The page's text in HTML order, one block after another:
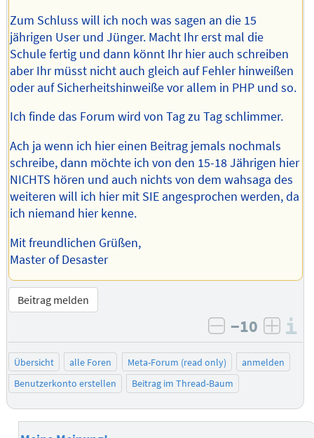
Zum Schluss will ich noch was sagen an die 15
jährigen User und Jünger. Macht Ihr erst mal die
Schule fertig und dann könnt Ihr hier auch schreiben
aber Ihr müsst nicht auch gleich auf Fehler hinweißen
oder auf Sicherheitshinweiße vor allem in PHP und so.
Ich finde das Forum wird von Tag zu Tag schlimmer.
Ach ja wenn ich hier einen Beitrag jemals nochmals
schreibe, dann möchte ich von den 15-18 Jährigen hier
NICHTS hören und auch nichts von dem wahsaga des
weiteren will ich hier mit SIE angesprochen werden, da
ich niemand hier kenne.
Mit freundlichen Grüßen,
Master of Desaster
Beitrag melden
negativ
−10
Übersicht alle Foren Meta-Forum (read only)
anmelden
Benutzerkonto erstellen
Beitrag im Thread-Baum